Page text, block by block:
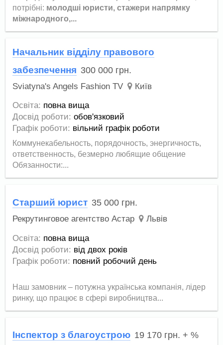
потрібні: молодші юристи, стажери напрямку
міжнародного,...
Начальник відділу правового
забезпечення 300 000 грн.
Sviatyna's Angels Fashion TV Київ
Освіта: повна вища
Досвід роботи: обов'язковий
Графік роботи: вільний графік роботи
Коммунекабельность, порядочность, энергичность,
ответственность, безмерно любящие общение
Обязанности:...
Старший юрист 35 000 грн.
Рекрутинговое агентство Астар Львів
Освіта: повна вища
Досвід роботи: від двох років
Графік роботи: повний робочий день
Наш замовник – потужна українська компанія, лідер
ринку, що працює в сфері виробництва...
Інспектор з благоустрою 19 170 грн. + %